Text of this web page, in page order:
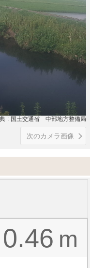
国土交通省 中部地方整備局
次のカメラ画像
0.46 m